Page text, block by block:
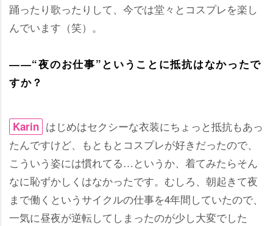
踊ったり歌ったりして、今では堂々とコスプレを楽し
んでいます（笑）。
――“夜のお仕事”ということに抵抗はなかったで
すか？
Karin はじめはセクシーな衣装にちょっと抵抗もあっ
たんですけど、もともとコスプレが好きだったので、
こういう姿には慣れてる…というか、着てみたらそん
なに恥ずかしくはなかったです。むしろ、朝起きて夜
まで働くというサイクルの仕事を4年間していたので、
一気に昼夜が逆転してしまったのが少し大変でした